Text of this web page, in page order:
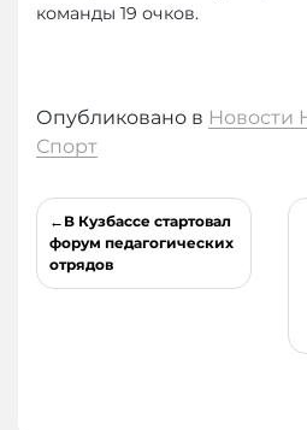
команды 19 очков.
Опубликовано в Новости
Спорт
Навигация
по
записям
В Кузбассе стартовал
форум педагогических
отрядов